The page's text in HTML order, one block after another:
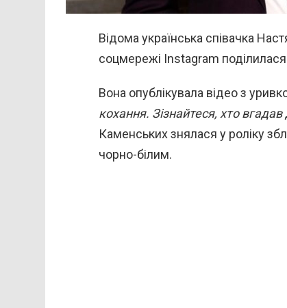
Відома українська співачка
соцмережі Instagram
Вона опублікувала відео з
кохання. Зізнайтеся, хто вгадав
Каменських знялася у роліку
чорно-білим.